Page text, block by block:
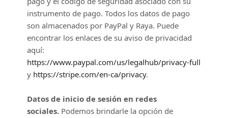
instrumento de pago. Todos los datos de pago
son almacenados por PayPal y Raya. Puede
encontrar los enlaces de su aviso de privacidad
aquí:
https://www.paypal.com/us/legalhub/privacy-full
y https://stripe.com/en-ca/privacy.
Datos de inicio de sesión en redes
sociales. Podemos brindarle la opción de